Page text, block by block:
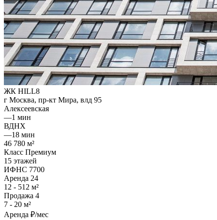
ЖК HILL8
г Москва, пр-кт Мира, влд 95
Алексеевская
—1 мин
ВДНХ
—18 мин
46 780 м²
Класс Премиум
15 этажей
ИФНС 7700
Аренда 24
12 - 512 м²
Продажа 4
7 - 20 м²
Аренда ₽/мес